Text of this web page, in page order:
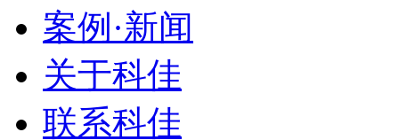
案例·新闻
关于科佳
联系科佳